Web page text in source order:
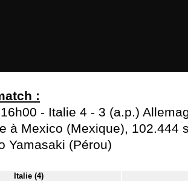
:
- Italie 4 - 3 (a.p.)
à Mexico (Mexique), 102.444
Yamasaki (Pérou)
Italie (4)